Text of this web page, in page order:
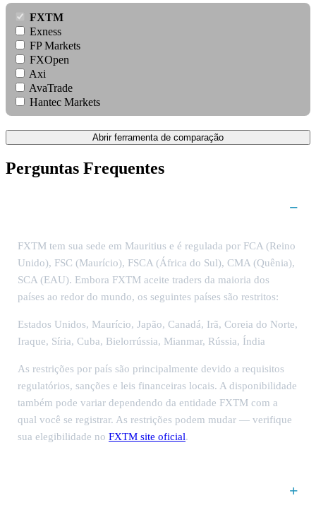
FXTM
Exness
FP Markets
FXOpen
Axi
AvaTrade
Hantec Markets
Abrir ferramenta de comparação
Perguntas Frequentes
FXTM tem sua sede em Mauritius e é regulada por FCA (Reino
Unido), FSC (Maurício), FSCA (África do Sul), CMA (Quênia),
SCA (EAU). Embora FXTM aceite traders da maioria dos
países ao redor do mundo, os seguintes países são restritos:
Estados Unidos, Maurício, Japão, Canadá, Irã, Coreia do Norte,
Iraque, Síria, Cuba, Bielorrússia, Mianmar, Rússia, Índia
As restrições por país são principalmente devido a requisitos
regulatórios, sanções e leis financeiras locais. A disponibilidade
também pode variar dependendo da entidade FXTM com a
qual você se registrar. As restrições podem mudar — verifique
sua elegibilidade no FXTM site oficial.